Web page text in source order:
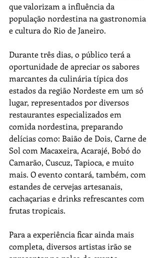
que valorizam a influência da
população nordestina na gastronomia
e cultura do Rio de Janeiro.
Durante três dias, o público terá a
oportunidade de apreciar os sabores
marcantes da culinária típica dos
estados da região Nordeste em um só
lugar, representados por diversos
restaurantes especializados em
comida nordestina, preparando
delícias como: Baião de Dois, Carne de
Sol com Macaxeira, Acarajé, Bobó do
Camarão, Cuscuz, Tapioca, e muito
mais. O evento contará, também, com
estandes de cervejas artesanais,
cachaçarias e drinks refrescantes com
frutas tropicais.
Para a experiência ficar ainda mais
completa, diversos artistas irão se